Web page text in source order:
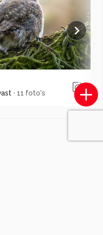
· 11 foto's